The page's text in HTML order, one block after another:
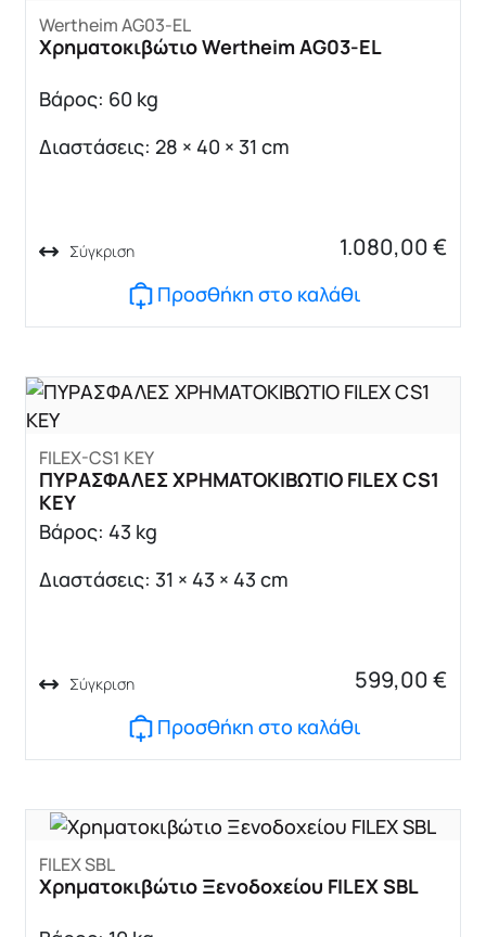
Wertheim AG03-EL
Χρηματοκιβώτιο Wertheim AG03-EL
Βάρος: 60 kg
Διαστάσεις: 28 × 40 × 31 cm
Σύγκριση 1.080,00€
Προσθήκη στο καλάθι
FILEX-CS1 KEY
ΠΥΡΑΣΦΑΛΕΣ ΧΡΗΜΑΤΟΚΙΒΩΤΙΟ FILEX CS1
KEY
Βάρος: 43 kg
Διαστάσεις: 31 × 43 × 43 cm
Σύγκριση 599,00€
Προσθήκη στο καλάθι
FILEX SBL
Χρηματοκιβώτιο Ξενοδοχείου FILEX SBL